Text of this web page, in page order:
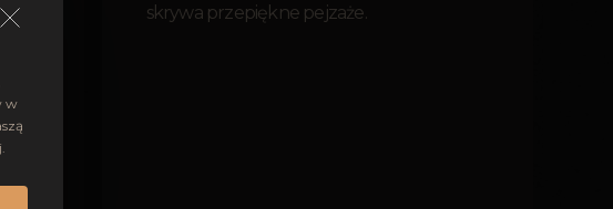
w
skrywa przepiękne pejzaże.
w